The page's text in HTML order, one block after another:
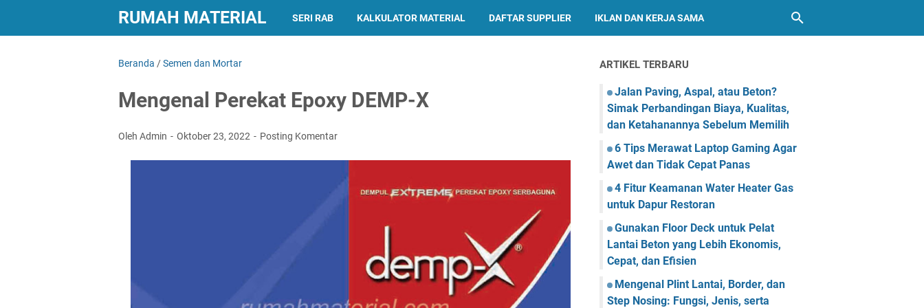
RUMAH MATERIAL SERI RAB KALKULATOR MATERIAL DAFTAR SUPPLIER IKLAN DAN KERJA SAMA
Beranda /Semen dan Mortar
Mengenal Perekat Epoxy DEMP-X
Oleh Admin Oktober 23, 2022 Posting Komentar
ARTIKEL TERBARU
Jalan Paving, Aspal, atau Beton?
Simak Perbandingan Biaya, Kualitas,
dan Ketahanannya Sebelum Memilih
6 Tips Merawat Laptop Gaming Agar
Awet dan Tidak Cepat Panas
4 Fitur Keamanan Water Heater Gas
untuk Dapur Restoran
Gunakan Floor Deck untuk Pelat
Lantai Beton yang Lebih Ekonomis,
Cepat, dan Efisien
Mengenal Plint Lantai, Border, dan
Step Nosing: Fungsi, Jenis, serta